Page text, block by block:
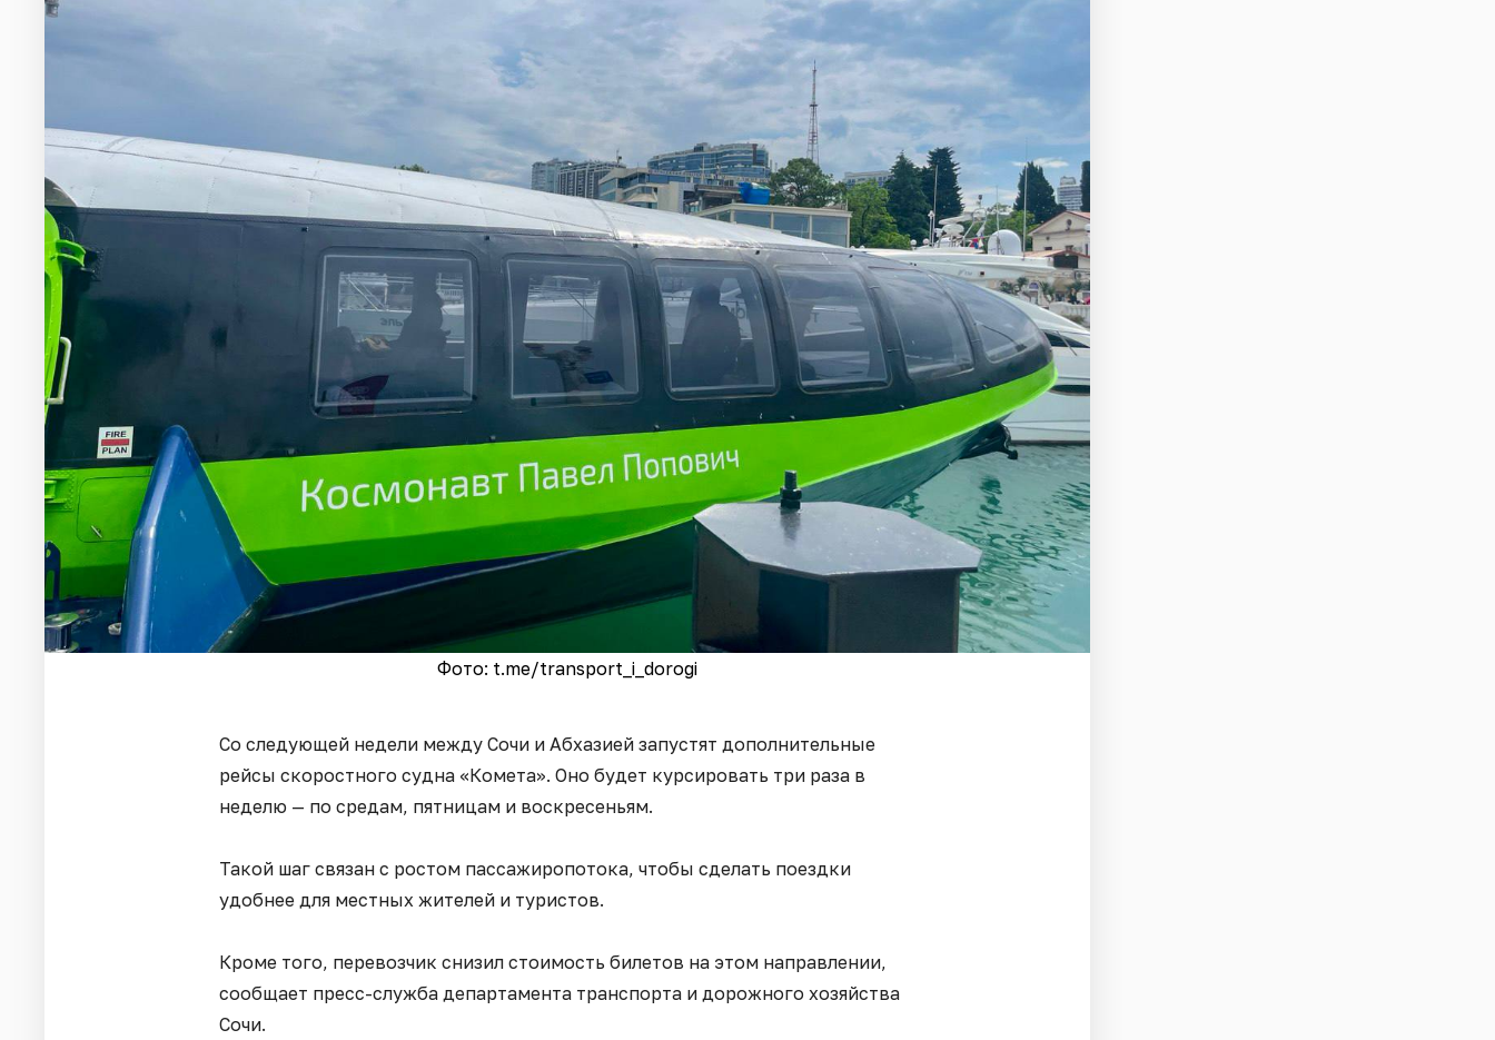
Фото: t.me/transport_i_dorogi
Со следующей недели между Сочи и Абхазией запустят дополнительные
рейсы скоростного судна «Комета». Оно будет курсировать три раза в
неделю — по средам, пятницам и воскресеньям.
Такой шаг связан с ростом пассажиропотока, чтобы сделать поездки
удобнее для местных жителей и туристов.
Кроме того, перевозчик снизил стоимость билетов на этом направлении,
сообщает пресс-служба департамента транспорта и дорожного хозяйства
Сочи.